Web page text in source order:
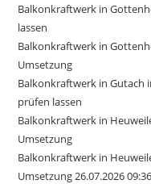
Balkonkraftwerk in
lassen
Balkonkraftwerk in
Umsetzung
Balkonkraftwerk in Gutach
prüfen lassen
Balkonkraftwerk in
Umsetzung
Balkonkraftwerk in
Umsetzung 26.07.2026 09:36